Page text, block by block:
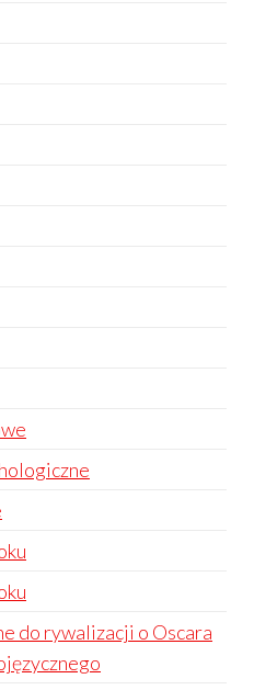
do rywalizacji o Oscara